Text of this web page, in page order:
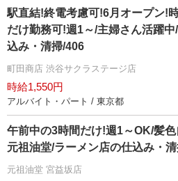
駅直結!終電考慮可!6月オープン!
だけ勤務可!週1～/主婦さん活躍
込み・清掃/406
町田商店 渋谷サクラステージ店
時給1,550円
アルバイト・パート / 東京都
午前中の3時間だけ!週1～OK/髪
元祖油堂/ラーメン店の仕込み・
元祖油堂 宮益坂店